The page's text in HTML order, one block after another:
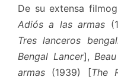
De su extensa
Adiós a las armas
Tres lanceros
Bengal Lancer],
armas (1939) [The